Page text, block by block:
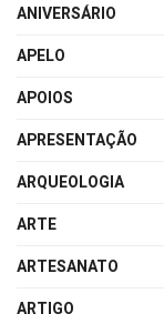
ANIVERSÁRIO
APELO
APOIOS
APRESENTAÇÃO
ARQUEOLOGIA
ARTE
ARTESANATO
ARTIGO